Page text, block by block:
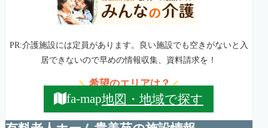
PR:介護施設には定員があります。良い施設でも空きがないと入
居できないので早めの情報収集、資料請求を！
＼希望のエリアは？／
fa-map地図・地域で探す